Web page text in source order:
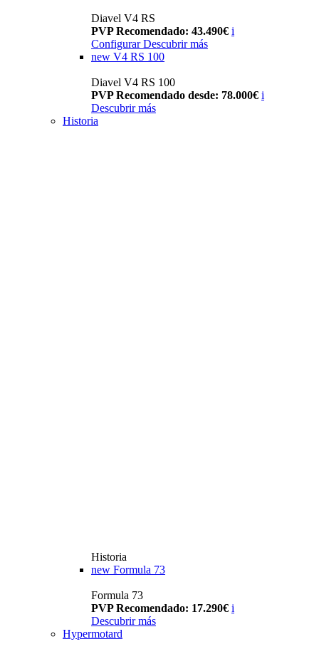
Diavel V4 RS
PVP Recomendado: 43.490€ i
Configurar Descubrir más
new V4 RS 100
Diavel V4 RS 100
PVP Recomendado desde: 78.000€ i
Descubrir más
Historia
Historia
new Formula 73
Formula 73
PVP Recomendado: 17.290€ i
Descubrir más
Hypermotard